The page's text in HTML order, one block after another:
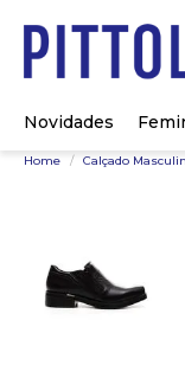
Novidades
Home / Calçado